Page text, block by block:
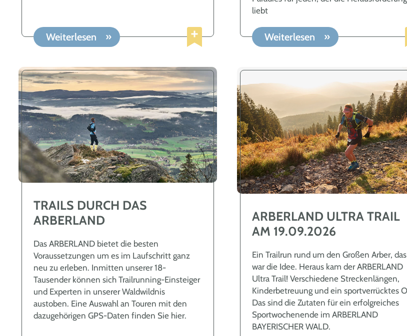
Weiterlesen
liebt
Weiterlesen
TRAILS DURCH DAS
ARBERLAND
Das ARBERLAND bietet die besten
Voraussetzungen um es im Laufschritt ganz
neu zu erleben. Inmitten unserer 18-
Tausender können sich Trailrunning-Einsteiger
und Experten in unserer Waldwildnis
austoben. Eine Auswahl an Touren mit den
dazugehörigen GPS-Daten finden Sie hier.
ARBERLAND ULTRA TRAIL
AM 19.09.2026
Ein Trailrun rund um den Großen Arber, das
war die Idee. Heraus kam der ARBERLAND
Ultra Trail! Verschiedene Streckenlängen,
Kinderbetreuung und ein sportverrücktes
Das sind die Zutaten für ein erfolgreiches
Sportwochenende im ARBERLAND
BAYERISCHER WALD.